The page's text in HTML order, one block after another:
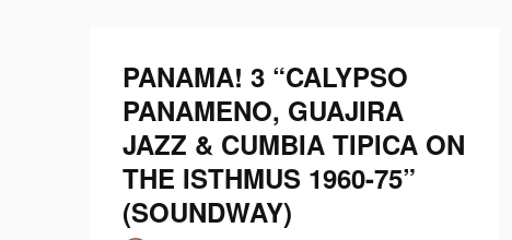
PANAMA! 3 “CALYPSO
PANAMENO, GUAJIRA
JAZZ & CUMBIA TIPICA ON
THE ISTHMUS 1960-75”
(SOUNDWAY)